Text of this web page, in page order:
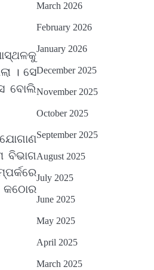
। ସେ
ବୋଲି
ବିଭାଗ
କଠୋର
March 2026
February 2026
January 2026
December 2025
November 2025
October 2025
September 2025
August 2025
July 2025
June 2025
May 2025
April 2025
March 2025